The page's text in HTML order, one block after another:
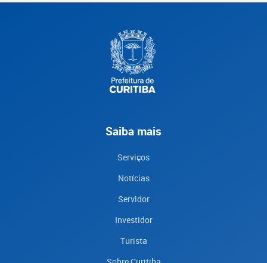
Saiba mais
Serviços
Notícias
Servidor
Investidor
Turista